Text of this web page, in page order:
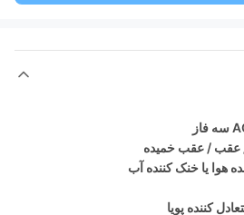
عقب / عقب خمیده
هوا یا خنک کننده آب
کننده پویا